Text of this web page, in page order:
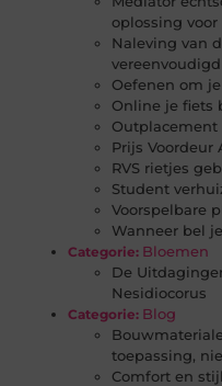
oplossing
Naleving van
vereenvoudigd
Oefenen om
Online je fiets
Outplacement
Prijs
RVS rietjes
Student
Voorspelbare
Wanneer bel
Categorie: Bloemen
De
Nesidiocorus
Categorie: Blog
toepassing,
Comfort en